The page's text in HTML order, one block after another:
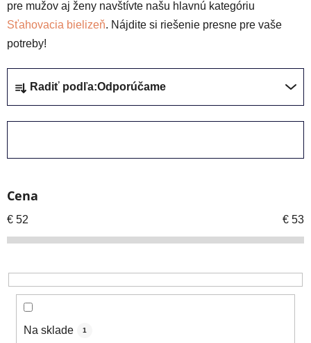
pre mužov aj ženy navštívte našu hlavnú kategóriu
Sťahovacia bielizeň. Nájdite si riešenie presne pre vaše
potreby!
R
a
d
p
r
o
u
k
Radiť podľa:Odporúčame
Cena
€ 52 € 53
Na sklade 1